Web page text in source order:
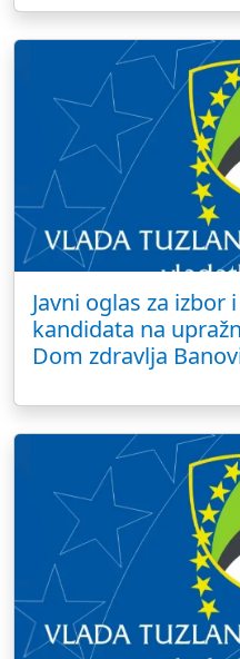
Javni oglas za izbor
kandidata na
Dom zdravlja